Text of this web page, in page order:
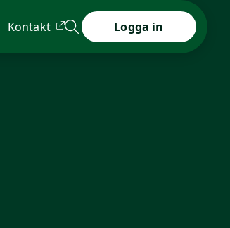
Kontakt Logga in